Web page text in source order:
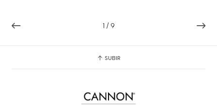
1 / 9
SUBIR